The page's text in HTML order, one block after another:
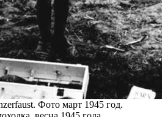
Фото март 1945 год.